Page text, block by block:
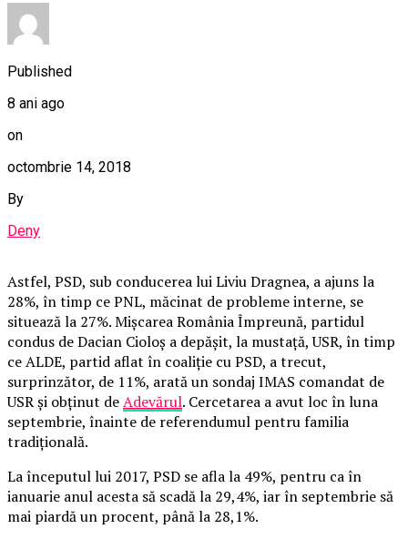
Published
8 ani ago
on
octombrie 14, 2018
By
Deny
Astfel, PSD, sub conducerea lui Liviu Dragnea, a ajuns la
28%, în timp ce PNL, măcinat de probleme interne, se
situează la 27%. Mişcarea România Împreună, partidul
condus de Dacian Cioloş a depăşit, la mustaţă, USR, în timp
ce ALDE, partid aflat în coaliţie cu PSD, a trecut,
surprinzător, de 11%, arată un sondaj IMAS comandat de
USR şi obţinut deAdevărul. Cercetarea a avut loc în luna
septembrie, înainte de referendumul pentru familia
tradiţională.
La începutul lui 2017, PSD se afla la 49%, pentru ca în
ianuarie anul acesta să scadă la 29,4%, iar în septembrie să
mai piardă un procent, până la 28,1%.